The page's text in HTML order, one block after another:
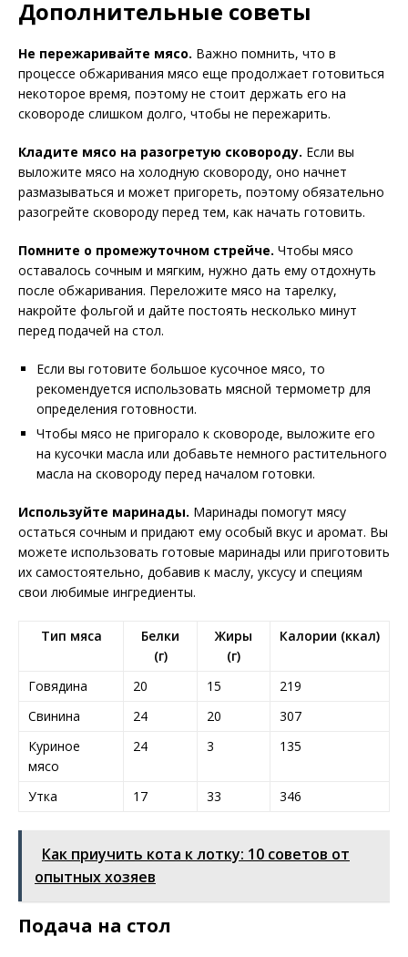
Дополнительные советы
Не пережаривайте мясо. Важно помнить, что в
процессе обжаривания мясо еще продолжает готовиться
некоторое время, поэтому не стоит держать его на
сковороде слишком долго, чтобы не пережарить.
Кладите мясо на разогретую сковороду. Если вы
выложите мясо на холодную сковороду, оно начнет
размазываться и может пригореть, поэтому обязательно
разогрейте сковороду перед тем, как начать готовить.
Помните о промежуточном стрейче. Чтобы мясо
оставалось сочным и мягким, нужно дать ему отдохнуть
после обжаривания. Переложите мясо на тарелку,
накройте фольгой и дайте постоять несколько минут
перед подачей на стол.
Если вы готовите большое кусочное мясо, то
рекомендуется использовать мясной термометр для
определения готовности.
Чтобы мясо не пригорало к сковороде, выложите его
на кусочки масла или добавьте немного растительного
масла на сковороду перед началом готовки.
Используйте маринады. Маринады помогут мясу
остаться сочным и придают ему особый вкус и аромат. Вы
можете использовать готовые маринады или приготовить
их самостоятельно, добавив к маслу, уксусу и специям
свои любимые ингредиенты.
Тип мяса
Белки
(г)
Жиры
(г)
Калории (ккал)
Говядина 20 15
219
Свинина
24 20
307
Куриное
мясо
24 3 135
Утка 17 33 346
Как приучить кота к лотку: 10 советов от
опытных хозяев
Подача на стол